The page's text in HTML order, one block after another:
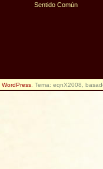
Sentido Común
WordPress . Tema: eqnX2008,